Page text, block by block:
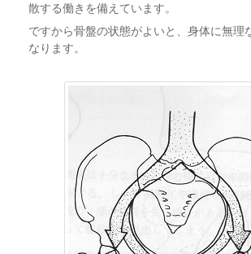
散する働きを備えています。
ですから骨盤の状態がよいと、身体に無理
なります。